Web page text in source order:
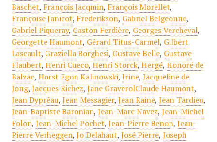
Baschet, François Jacqmin, François Morellet,
Françoise Janicot, Frederikson, Gabriel Belgeonne,
Gabriel Piqueray, Gaston Ferdière, Georges Vercheval,
Georgette Haumont, Gérard Titus-Carmel, Gilbert
Lascault, Graziella Borghesi, Gustave Belle, Gustave
Flaubert, Henri Cueco, Henri Storck, Hergé, Honoré de
Balzac, Horst Egon Kalinowski, Irine, Jacqueline de
Jong, Jacques Richez, Jane GraverolClaude Haumont,
Jean Dypréau, Jean Messagier, Jean Raine, Jean Tardieu,
Jean-Baptiste Baronian, Jean-Marc Navez, Jean-Michel
Folon, Jean-Michel Pochet, Jean-Pierre Benon, Jean-
Pierre Verheggen, Jo Delahaut, José Pierre, Joseph